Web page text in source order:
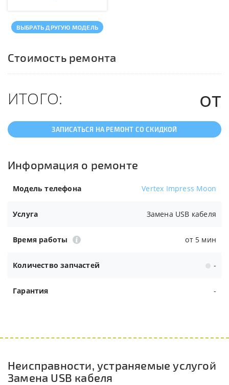
ВЫБРАТЬ ДРУГУЮ МОДЕЛЬ
Стоимость ремонта
ИТОГО: от
ЗАПИСАТЬСЯ НА РЕМОНТ СО СКИДКОЙ
Информация о ремонте
Модель телефона Vertex Impress Moon
Услуга Замена USB кабеля
Время работы от 5 мин
Количество запчастей -
Гарантия -
Неисправности, устраняемые услугой
Замена USB кабеля